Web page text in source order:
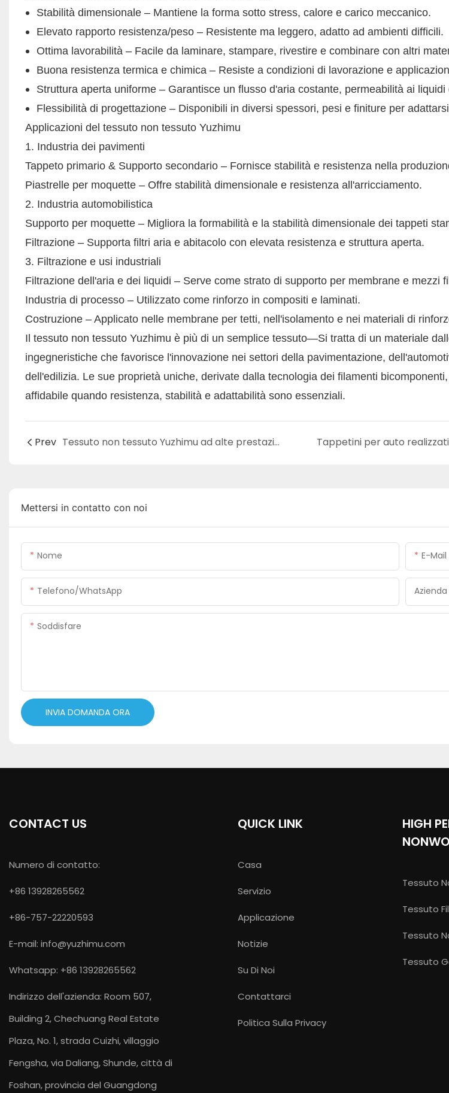
Stabilità dimensionale – Mantiene la forma sotto stress, calore e carico meccanico.
Elevato rapporto resistenza/peso – Resistente ma leggero, adatto ad ambienti difficili.
Ottima lavorabilità – Facile da laminare, stampare, rivestire e combinare con altri
Buona resistenza termica e chimica – Resiste a condizioni di lavorazione e
Struttura aperta uniforme – Garantisce un flusso d'aria costante, permeabilità ai
Flessibilità di progettazione – Disponibili in diversi spessori, pesi e finiture per
Applicazioni del tessuto non tessuto Yuzhimu
1. Industria dei pavimenti
Tappeto primario & Supporto secondario – Fornisce stabilità e resistenza nella
Piastrelle per moquette – Offre stabilità dimensionale e resistenza all'arricciamento.
2. Industria automobilistica
Supporto per moquette – Migliora la formabilità e la stabilità dimensionale dei tappeti
Filtrazione – Supporta filtri aria e abitacolo con elevata resistenza e struttura aperta.
3. Filtrazione e usi industriali
Filtrazione dell'aria e dei liquidi – Serve come strato di supporto per membrane e mezzi
Industria di processo – Utilizzato come rinforzo in compositi e laminati.
Costruzione – Applicato nelle membrane per tetti, nell'isolamento e nei materiali di
Il tessuto non tessuto Yuzhimu è più di un semplice tessuto—Si tratta di un materiale
ingegneristiche che favorisce l'innovazione nei settori della pavimentazione,
dell'edilizia. Le sue proprietà uniche, derivate dalla tecnologia dei filamenti
affidabile quando resistenza, stabilità e adattabilità sono essenziali.
Prev Tessuto non tessuto Yuzhimu ad alte prestazioni: durata, resistenza e versatilità
Mettersi in contatto con noi
Nome E-Mail
Telefono/WhatsApp Azienda
Soddisfare
INVIA DOMANDA ORA
CONTACT US
Numero di contatto:
+86 13928265562
+86-757-22220593
E-mail: info@yuzhimu.com
Whatsapp: +86 13928265562
Indirizzo dell'azienda: Room 507,
Building 2, Chechuang Real Estate
Plaza, No. 1, strada Cuizhi, villaggio
Fengsha, via Daliang, Shunde, città di
Foshan, provincia del Guangdong
QUICK LINK
Casa
Servizio
Applicazione
Notizie
Su Di Noi
Contattarci
Politica Sulla Privacy
HIGH
Tessuto
Tessuto
Tessuto
Tessuto